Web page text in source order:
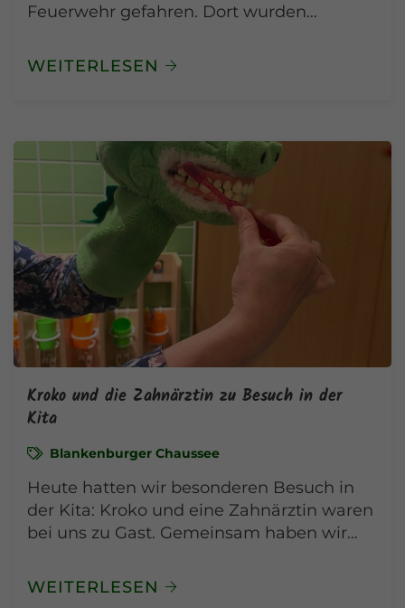
Feuerwehr gefahren. Dort wurden…
WEITERLESEN
Kroko und die Zahnärztin zu Besuch in der
Kita
Blankenburger Chaussee
Heute hatten wir besonderen Besuch in
der Kita: Kroko und eine Zahnärztin waren
bei uns zu Gast. Gemeinsam haben wir…
WEITERLESEN